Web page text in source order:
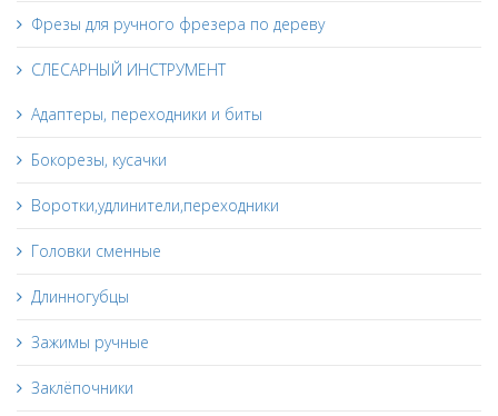
Фрезы для ручного фрезера по дереву
СЛЕСАРНЫЙ ИНСТРУМЕНТ
Адаптеры, переходники и биты
Бокорезы, кусачки
Воротки,удлинители,переходники
Головки сменные
Длинногубцы
Зажимы ручные
Заклёпочники